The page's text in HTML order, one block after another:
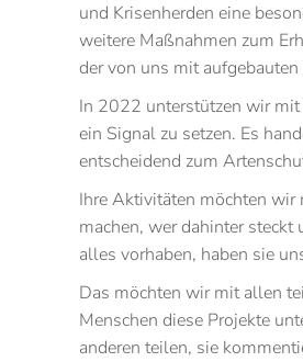
und Krisenherden eine
weitere Maßnahmen zum
der von uns mit
In 2022 unterstützen wir
ein Signal zu setzen. Es
entscheidend zum
Ihre Aktivitäten möchten wir
machen, wer dahinter steckt
alles vorhaben, haben sie
Das möchten wir mit allen
Menschen diese Projekte
anderen teilen, sie